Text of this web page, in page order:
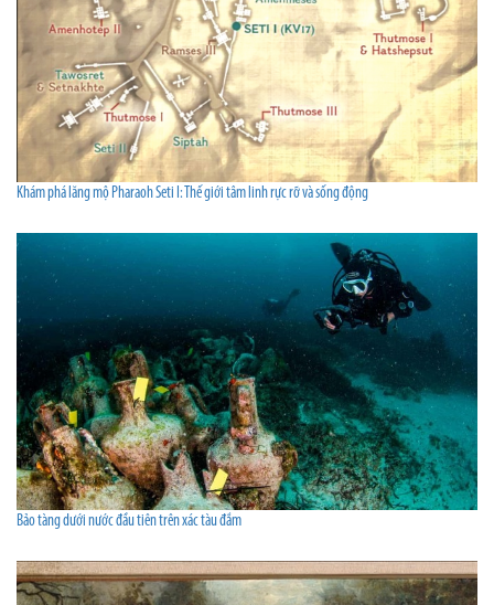
Khám phá lăng mộ Pharaoh Seti I: Thế giới tâm linh rực rỡ và sống động
Bảo tàng dưới nước đầu tiên trên xác tàu đắm